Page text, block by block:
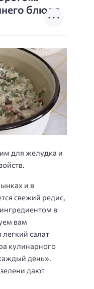
блюда
для желудка и
и в
свежий редис,
в
вам
салат
кулинарного
день».
дают